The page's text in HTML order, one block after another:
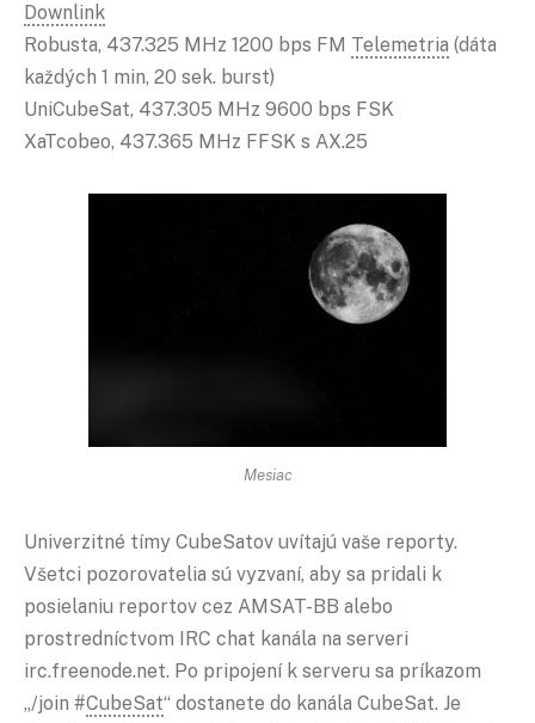
Downlink
Robusta, 437.325 MHz 1200 bps FM Telemetria (dáta
každých 1 min, 20 sek. burst)
UniCubeSat, 437.305 MHz 9600 bps FSK
XaTcobeo, 437.365 MHz FFSK s AX.25
Mesiac
Univerzitné tímy CubeSatov uvítajú vaše reporty.
Všetci pozorovatelia sú vyzvaní, aby sa pridali k
posielaniu reportov cez AMSAT-BB alebo
prostredníctvom IRC chat kanála na serveri
irc.freenode.net. Po pripojení k serveru sa príkazom
„/join #CubeSat“ dostanete do kanála CubeSat. Je